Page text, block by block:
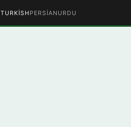
TURKISH PERSIAN URDU